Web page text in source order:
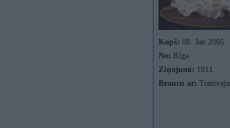
Kopš: 08. Jan 2005
No: Rīga
Ziņojumi: 1911
Braucu ar: Tramvaju